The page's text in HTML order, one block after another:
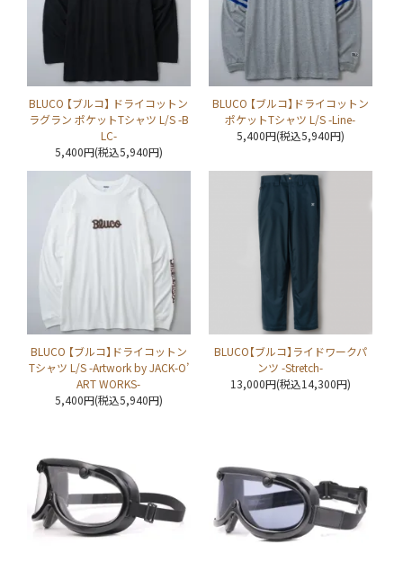
BLUCO 【ブルコ】 ドライコットン
ラグラン ポケットTシャツ L/S -B
LC-
5,400円(税込5,940円)
BLUCO 【ブルコ】ドライコットン
ポケットTシャツ L/S -Line-
5,400円(税込5,940円)
BLUCO 【ブルコ】ドライコットン
Tシャツ L/S -Artwork by JACK-O’
ART WORKS-
5,400円(税込5,940円)
BLUCO【ブルコ】ライドワークパ
ンツ -Stretch-
13,000円(税込14,300円)